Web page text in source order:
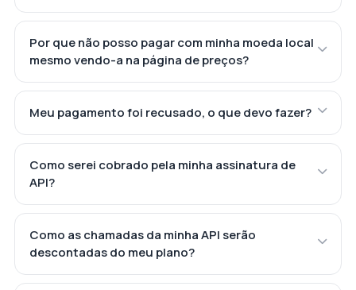
Por que não posso pagar com minha moeda local
mesmo vendo-a na página de preços?
Meu pagamento foi recusado, o que devo fazer?
Como serei cobrado pela minha assinatura de
API?
Como as chamadas da minha API serão
descontadas do meu plano?